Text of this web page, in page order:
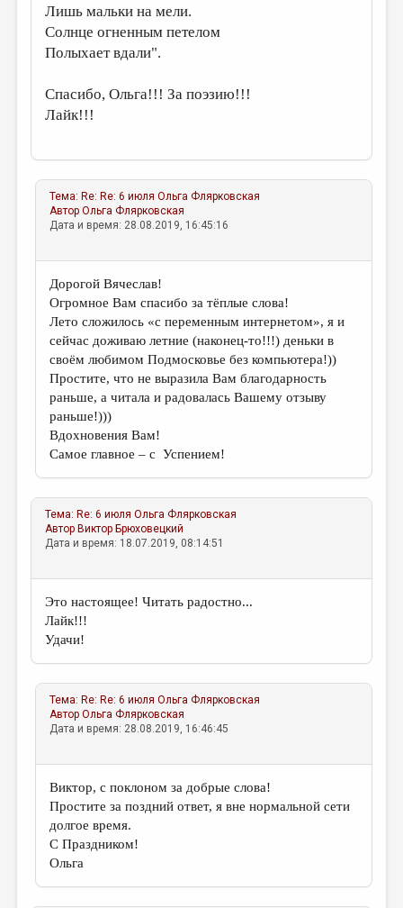
Лишь мальки на мели.
Солнце огненным петелом
Полыхает вдали".
Спасибо, Ольга!!! За поэзию!!!
Лайк!!!
Тема: Re: Re: 6 июля Ольга Флярковская
АвторОльга Флярковская
Дата и время: 28.08.2019, 16:45:16
Дорогой Вячеслав!
Огромное Вам спасибо за тёплые слова!
Лето сложилось «с переменным интернетом», я и
сейчас доживаю летние (наконец-то!!!) деньки в
своём любимом Подмосковье без компьютера!))
Простите, что не выразила Вам благодарность
раньше, а читала и радовалась Вашему отзыву
раньше!)))
Вдохновения Вам!
Самое главное – с Успением!
Тема: Re: 6 июля Ольга Флярковская
Автор Виктор Брюховецкий
Дата и время: 18.07.2019, 08:14:51
Это настоящее! Читать радостно...
Лайк!!!
Удачи!
Тема: Re: Re: 6 июля Ольга Флярковская
АвторОльга Флярковская
Дата и время: 28.08.2019, 16:46:45
Виктор, с поклоном за добрые слова!
Простите за поздний ответ, я вне нормальной сети
долгое время.
С Праздником!
Ольга